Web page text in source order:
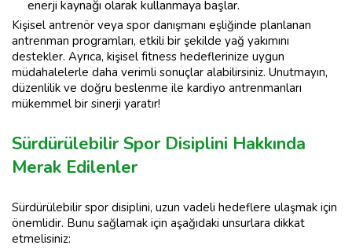
enerji kaynağı olarak kullanmaya başlar.
Kişisel antrenör veya spor danışmanı eşliğinde planlanan
antrenman programları, etkili bir şekilde yağ yakımını
destekler. Ayrıca, kişisel fitness hedeflerinize uygun
müdahalelerle daha verimli sonuçlar alabilirsiniz. Unutmayın,
düzenlilik ve doğru beslenme ile kardiyo antrenmanları
mükemmel bir sinerji yaratır!
Sürdürülebilir Spor Disiplini Hakkında
Merak Edilenler
Sürdürülebilir spor disiplini, uzun vadeli hedeflere ulaşmak için
önemlidir. Bunu sağlamak için aşağıdaki unsurlara dikkat
etmelisiniz: